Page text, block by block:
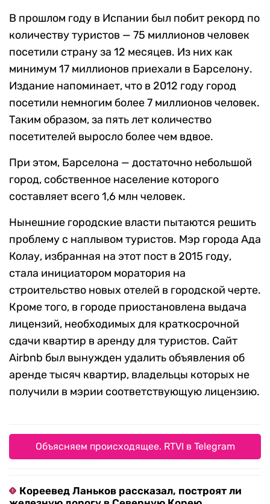
В прошлом году в Испании был побит рекорд по
количеству туристов — 75 миллионов человек
посетили страну за 12 месяцев. Из них как
минимум 17 миллионов приехали в Барселону.
Издание напоминает, что в 2012 году город
посетили немногим более 7 миллионов человек.
Таким образом, за пять лет количество
посетителей выросло более чем вдвое.
При этом, Барселона — достаточно небольшой
город, собственное население которого
составляет всего 1,6 млн человек.
Нынешние городские власти пытаются решить
проблему с наплывом туристов. Мэр города Ада
Колау, избранная на этот пост в 2015 году,
стала инициатором моратория на
строительство новых отелей в городской черте.
Кроме того, в городе приостановлена выдача
лицензий, необходимых для краткосрочной
сдачи квартир в аренду для туристов. Сайт
Airbnb был вынужден удалить объявления об
аренде тысяч квартир, владельцы которых не
получили в мэрии соответствующую лицензию.
Объясняем происходящее. RTVI в Telegram
Кореевед Ланьков рассказал, построят ли